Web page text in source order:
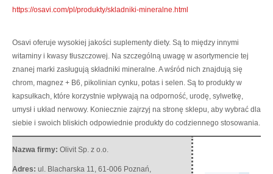
https://osavi.com/pl/produkty/skladniki-mineralne.html
Osavi oferuje wysokiej jakości suplementy diety. Są to między innymi
witaminy i kwasy tłuszczowej. Na szczególną uwagę w asortymencie tej
znanej marki zasługują składniki mineralne. A wśród nich znajdują się
chrom, magnez + B6, pikolinian cynku, potas i selen. Są to produkty w
kapsułkach, które korzystnie wpływają na odporność, urodę, sylwetkę,
umysł i układ nerwowy. Koniecznie zajrzyj na stronę sklepu, aby wybrać dla
siebie i swoich bliskich odpowiednie produkty do codziennego stosowania.
Nazwa firmy: Olivit Sp. z o.o.
Adres: ul. Blacharska 11 61-006 Poznań